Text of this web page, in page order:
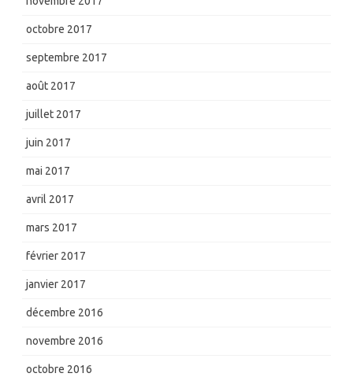
octobre 2017
septembre 2017
août 2017
juillet 2017
juin 2017
mai 2017
avril 2017
mars 2017
février 2017
janvier 2017
décembre 2016
novembre 2016
octobre 2016